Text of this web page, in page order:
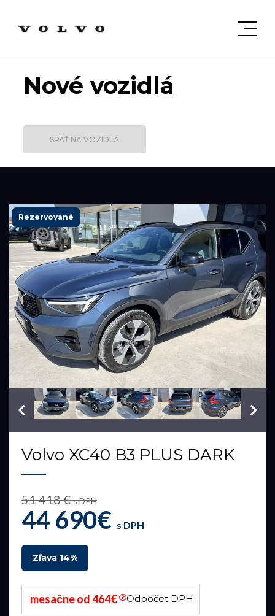
Nové vozidlá
SPÄŤ NA VOZIDLÁ
Rezervované
VIN: YV1XZK7V7T2819057
Volvo XC40 B3 PLUS DARK
51 418 €s DPH
44 690€ s DPH
Zľava 14%
mesačne od 464€ Odpočet DPH